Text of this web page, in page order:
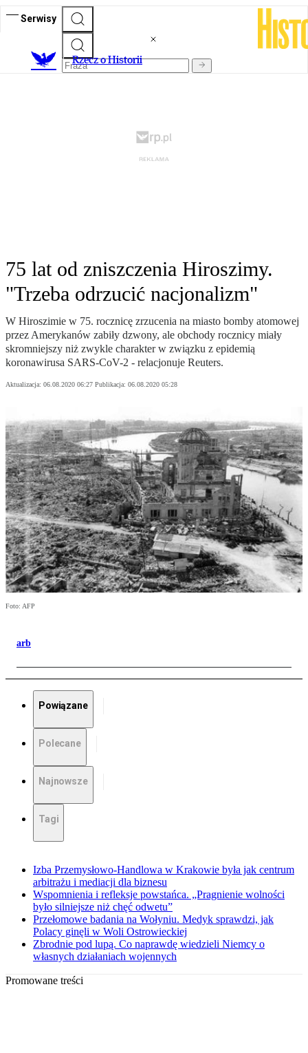
Serwisy
Rzecz o Historii
75 lat od zniszczenia Hiroszimy.
"Trzeba odrzucić nacjonalizm"
W Hiroszimie w 75. rocznicę zrzucenia na miasto bomby atomowej
przez Amerykanów zabiły dzwony, ale obchody rocznicy miały
skromniejszy niż zwykle charakter w związku z epidemią
koronawirusa SARS-CoV-2 - relacjonuje Reuters.
Aktualizacja: 06.08.2020 06:27 Publikacja: 06.08.2020 05:28
Foto: AFP
arb
Powiązane
Polecane
Najnowsze
Tagi
Izba Przemysłowo-Handlowa w Krakowie była jak centrum
arbitrażu i mediacji dla biznesu
Wspomnienia i refleksje powstańca. „Pragnienie wolności
było silniejsze niż chęć odwetu”
Przełomowe badania na Wołyniu. Medyk sprawdzi, jak
Polacy ginęli w Woli Ostrowieckiej
Zbrodnie pod lupą. Co naprawdę wiedzieli Niemcy o
własnych działaniach wojennych
Promowane treści